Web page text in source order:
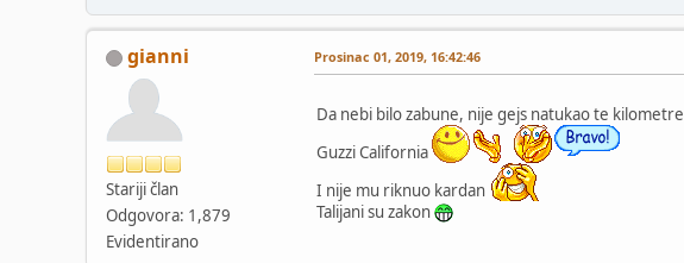
gianni
Stariji član
Odgovora: 1,879
Evidentirano
Prosinac 01, 2019, 16:42:46
Da nebi bilo zabune, nije gejs natukao te kilometre
Guzzi California
I nije mu riknuo kardan
Talijani su zakon